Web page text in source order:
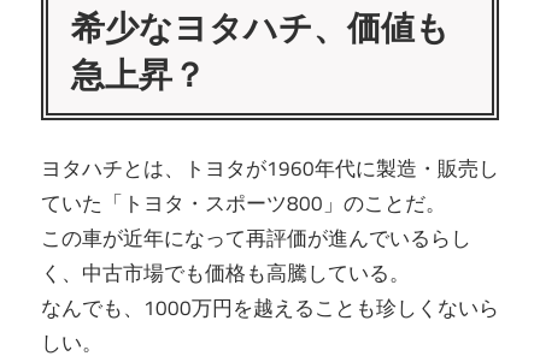
を
つ
か
ま
え
て
に
つ
い
て
詳
し
く
希少なヨタハチ、価値も
急上昇？
ヨタハチとは、トヨタが1960年代に製造・販売し
ていた「トヨタ・スポーツ800」のことだ。
この車が近年になって再評価が進んでいるらし
く、中古市場でも価格も高騰している。
なんでも、1000万円を越えることも珍しくないら
しい。